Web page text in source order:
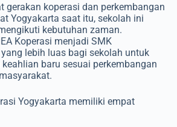
gerakan koperasi dan perkembangan
Yogyakarta saat itu, sekolah ini
kebutuhan zaman.
Koperasi menjadi SMK
lebih luas bagi sekolah untuk
baru sesuai perkembangan
Yogyakarta memiliki empat